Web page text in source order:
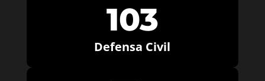
103
Defensa Civil